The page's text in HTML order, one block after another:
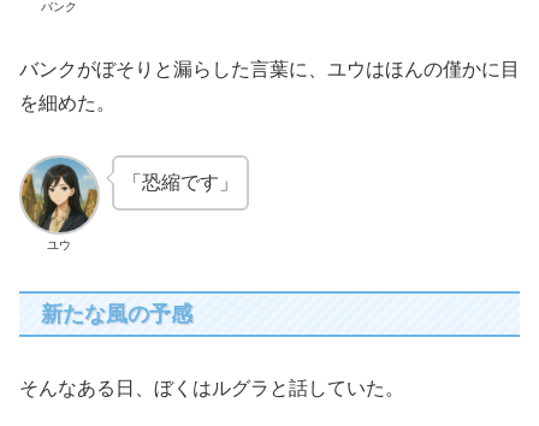
バンク
バンクがぼそりと漏らした言葉に、ユウはほんの僅かに目
を細めた。
ユウ
「恐縮です」
新たな風の予感
そんなある日、ぼくはルグラと話していた。